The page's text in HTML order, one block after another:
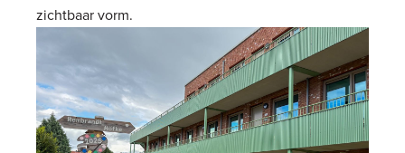
zichtbaar vorm.